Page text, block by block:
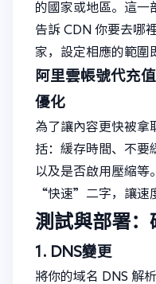
的國家或地區。這一
告訴 CDN 你要去哪
家，設定相應的範圍
阿里雲帳號代充值
優化
為了讓內容更快被拿
括：緩存時間、不要
以及是否啟用壓縮等
“快速”二字，讓速
測試與部署：
1. DNS變更
將你的域名 DNS 解